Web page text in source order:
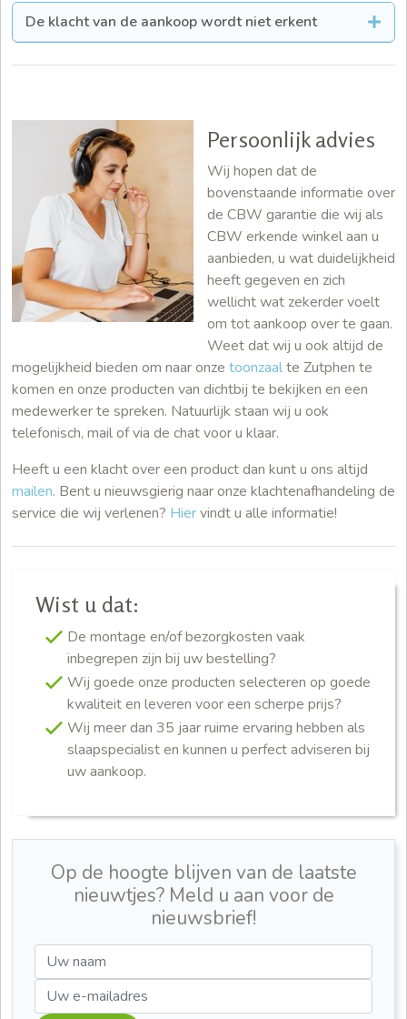
De klacht van de aankoop wordt niet erkent
Persoonlijk advies
Wij hopen dat de
bovenstaande informatie over
de CBW garantie die wij als
CBW erkende winkel aan u
aanbieden, u wat duidelijkheid
heeft gegeven en zich
wellicht wat zekerder voelt
om tot aankoop over te gaan.
Weet dat wij u ook altijd de
mogelijkheid bieden om naar onze toonzaalte Zutphen te
komen en onze producten van dichtbij te bekijken en een
medewerker te spreken. Natuurlijk staan wij u ook
telefonisch, mail of via de chat voor u klaar.
Heeft u een klacht over een product dan kunt u ons altijd
mailen. Bent u nieuwsgierig naar onze klachtenafhandeling de
service die wij verlenen? Hiervindt u alle informatie!
Wist u dat:
De montage en/of bezorgkosten vaak
inbegrepen zijn bij uw bestelling?
Wij goede onze producten selecteren op goede
kwaliteit en leveren voor een scherpe prijs?
Wij meer dan 35 jaar ruime ervaring hebben als
slaapspecialist en kunnen u perfect adviseren bij
uw aankoop.
Op de hoogte blijven van de laatste
nieuwtjes? Meld u aan voor de
nieuwsbrief!